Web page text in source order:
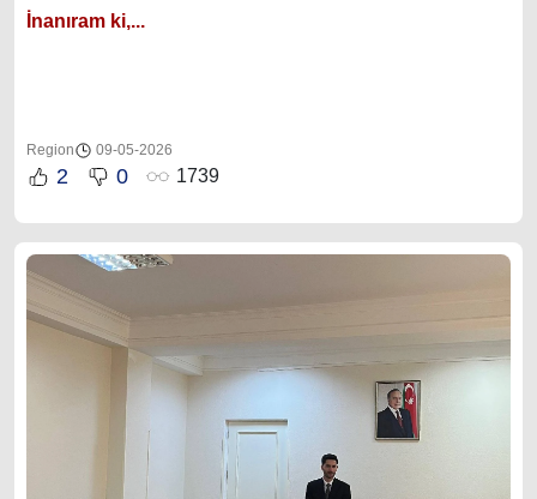
İnanıram ki,...
Region 09-05-2026
2 0 1739